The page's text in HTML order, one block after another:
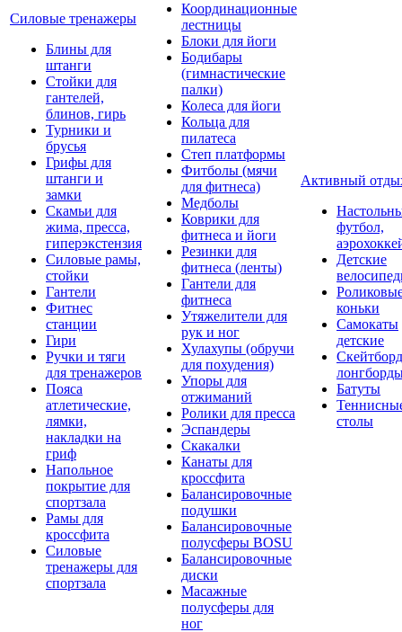
Силовые тренажеры
Блины для
штанги
Стойки для
гантелей,
блинов, гирь
Турники и
брусья
Грифы для
штанги и
замки
Скамьи для
жима, пресса,
гиперэкстензия
Силовые рамы,
стойки
Гантели
Фитнес
станции
Гири
Ручки и тяги
для тренажеров
Пояса
атлетические,
лямки,
накладки на
гриф
Напольное
покрытие для
спортзала
Рамы для
кроссфита
Силовые
тренажеры для
спортзала
Координационные
лестницы
Блоки для йоги
Бодибары
(гимнастические
палки)
Колеса для йоги
Кольца для
пилатеса
Степ платформы
Фитболы (мячи
для фитнеса)
Медболы
Коврики для
фитнеса и йоги
Резинки для
фитнеса (ленты)
Гантели для
фитнеса
Утяжелители для
рук и ног
Хулахупы (обручи
для похудения)
Упоры для
отжиманий
Ролики для пресса
Эспандеры
Скакалки
Канаты для
кроссфита
Балансировочные
подушки
Балансировочные
полусферы BOSU
Балансировочные
диски
Масажные
полусферы для
ног
Активный
футбол,
Детские
коньки
Самокаты
детские
Батуты
столы